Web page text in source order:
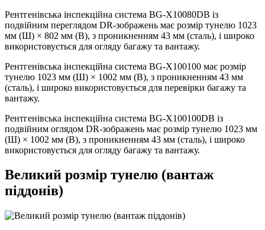
Рентгенівська інспекційна система BG-X10080DB із
подвійним переглядом DR-зображень має розмір тунелю 1023
мм (Ш) × 802 мм (В), з проникненням 43 мм (сталь), і широко
використовується для огляду багажу та вантажу.
Рентгенівська інспекційна система BG-X100100 має розмір
тунелю 1023 мм (Ш) × 1002 мм (В), з проникненням 43 мм
(сталь), і широко використовується для перевірки багажу та
вантажу.
Рентгенівська інспекційна система BG-X100100DB із
подвійним оглядом DR-зображень має розмір тунелю 1023 мм
(Ш) × 1002 мм (В), з проникненням 43 мм (сталь), і широко
використовується для огляду багажу та вантажу.
Великий розмір тунелю (вантаж
піддонів)